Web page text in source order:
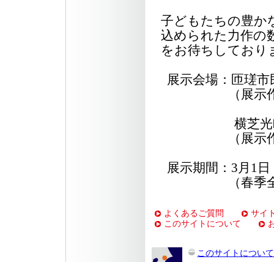
子どもたちの豊か
込められた力作の
をお待ちしており
展示会場：匝瑳
（展示作品：
横芝光町町
（展示作品：
展示期間：3月1
（春季全国
よくあるご質問
サイ
このサイトについて
このサイトについて